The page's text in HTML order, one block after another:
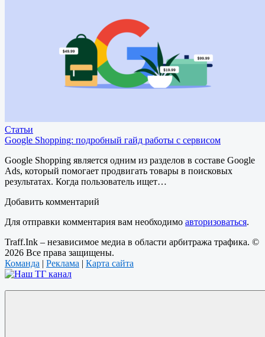
Статьи
Google Shopping: подробный гайд работы с сервисом
Google Shopping является одним из разделов в составе Google
Ads, который помогает продвигать товары в поисковых
результатах. Когда пользователь ищет…
Добавить комментарий
Для отправки комментария вам необходимо авторизоваться.
Traff.Ink – независимое медиа в области арбитража трафика. ©
2026 Все права защищены.
Команда | Реклама | Карта сайта